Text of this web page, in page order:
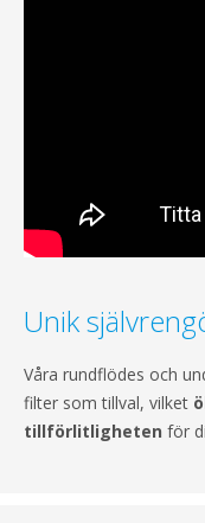
Unik
Våra rundflödes och
filter som tillval, vilket
tillförlitligheten för